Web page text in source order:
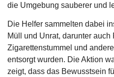
die Umgebung sauberer und
Die Helfer sammelten dabei
Müll und Unrat, darunter auch
Zigarettenstummel und
entsorgt wurden. Die Aktion
zeigt, dass das Bewusstsein